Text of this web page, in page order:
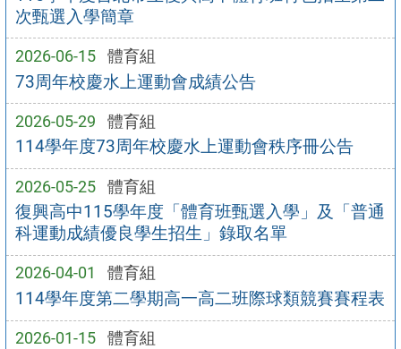
次甄選入學簡章
2026-06-15 體育組
73周年校慶水上運動會成績公告
2026-05-29 體育組
114學年度73周年校慶水上運動會秩序冊公告
2026-05-25 體育組
復興高中115學年度「體育班甄選入學」及「普通
科運動成績優良學生招生」錄取名單
2026-04-01 體育組
114學年度第二學期高一高二班際球類競賽賽程表
2026-01-15 體育組